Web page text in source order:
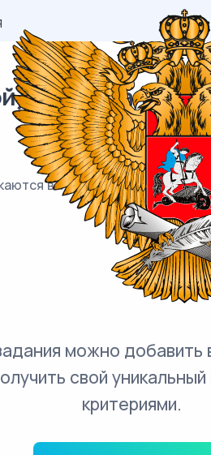
материал
в точке O , BO =17, AB
можно добавить
свой
критериями.